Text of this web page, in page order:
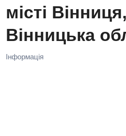
місті Вінниця,
Вінницька
Інформація